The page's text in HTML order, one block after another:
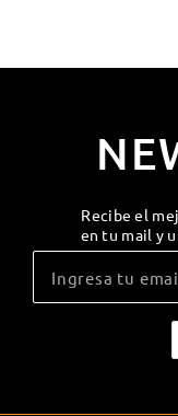
Recibe el
en tu mail y